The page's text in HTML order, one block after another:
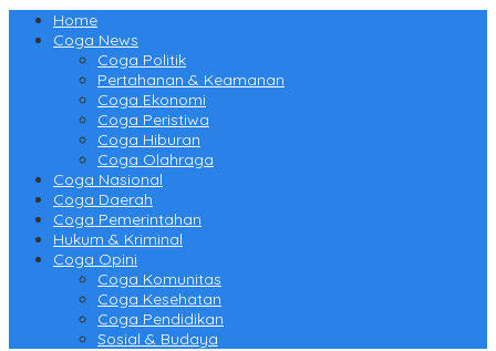
Home
Coga News
Coga Politik
Pertahanan & Keamanan
Coga Ekonomi
Coga Peristiwa
Coga Hiburan
Coga Olahraga
Coga Nasional
Coga Daerah
Coga Pemerintahan
Hukum & Kriminal
Coga Opini
Coga Komunitas
Coga Kesehatan
Coga Pendidikan
Sosial & Budaya